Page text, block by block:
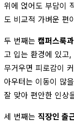
위에 얹어도 부담이
도 비교적 가벼운 편
두 번째는 캠퍼스룩
고 입는 환경에 있고
무거우면 피로감이
아우터는 이동이 많
잘 맞아 편안한 인상
세 번째는 직장인 출